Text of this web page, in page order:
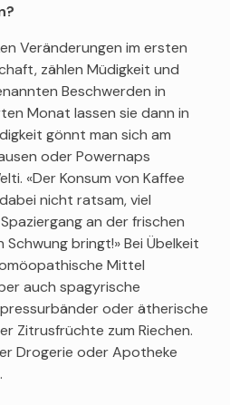
Veränderungen im ersten
zählen Müdigkeit und
Beschwerden in
Monat lassen sie dann in
gönnt man sich am
oder Powernaps
«Der Konsum von Kaffee
nicht ratsam, viel
an der frischen
bringt!» Bei Übelkeit
Mittel
auch spagyrische
oder ätherische
Zitrusfrüchte zum Riechen.
Drogerie oder Apotheke